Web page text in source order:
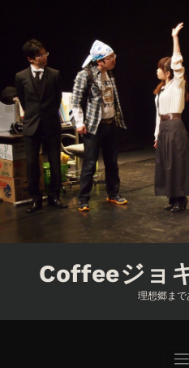
ス
キ
ッ
プ
Coffeeジョ
理想郷まで